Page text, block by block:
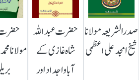
صدرالشریعہ مولانا
شیخ امجد علی اعظمی
حضرت عبداللہ
شاہ غازی کے
آباواجداد اور
مولانا